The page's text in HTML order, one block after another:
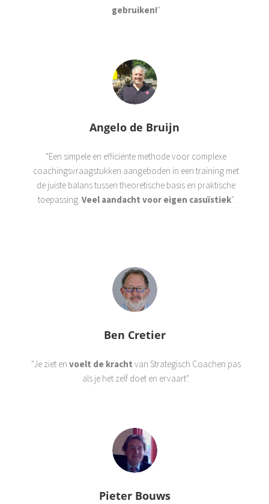
gebruiken!"
Angelo de Bruijn
"Een simpele en efficiënte methode voor complexe
coachingsvraagstukken aangeboden in een training met
de juiste balans tussen theoretische basis en praktische
toepassing. Veel aandacht voor eigen casuïstiek".
Ben Cretier
"Je ziet en voelt de kracht van Strategisch Coachen pas
als je het zelf doet en ervaart".
Pieter Bouws